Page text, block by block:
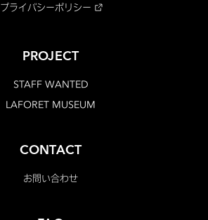
プライバシーポリシー
PROJECT
STAFF WANTED
LAFORET MUSEUM
CONTACT
お問い合わせ